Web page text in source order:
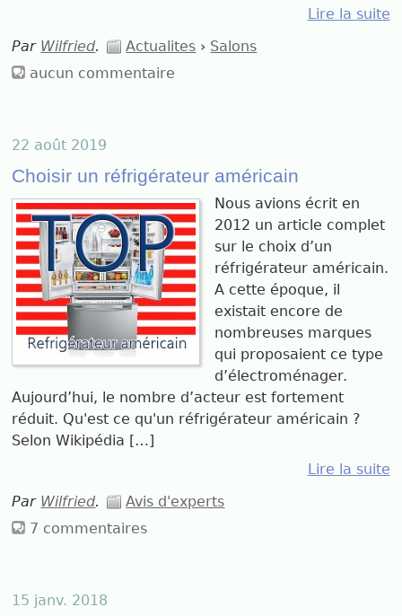
Lire la suite
Par Wilfried. Actualites › Salons
aucun commentaire
22 août 2019
Choisir un réfrigérateur américain
Nous avions écrit en
2012 un article complet
sur le choix d’un
réfrigérateur américain.
A cette époque, il
existait encore de
nombreuses marques
qui proposaient ce type
d’électroménager.
Aujourd’hui, le nombre d’acteur est fortement
réduit. Qu'est ce qu'un réfrigérateur américain ?
Selon Wikipédia […]
Lire la suite
Par Wilfried.
Avis d'experts
7 commentaires
15 janv. 2018